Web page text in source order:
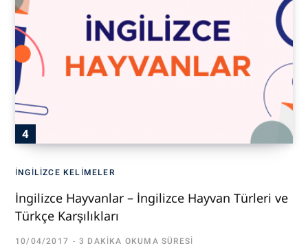
İNGILIZCE KELIMELER
İngilizce Hayvanlar – İngilizce Hayvan Türleri ve
Türkçe Karşılıkları
10/04/2017 3 DAKIKA OKUMA SÜRESI